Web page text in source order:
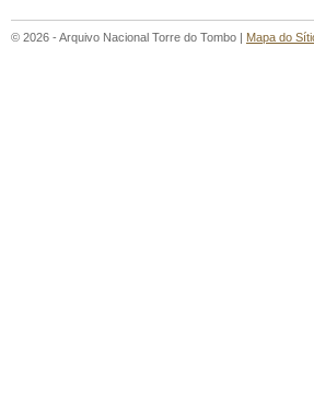
© 2026 - Arquivo Nacional Torre do Tombo | Mapa do